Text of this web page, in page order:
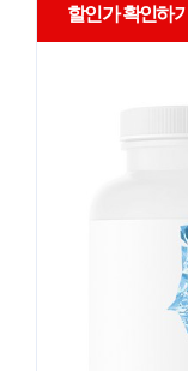
할인가 확인하기